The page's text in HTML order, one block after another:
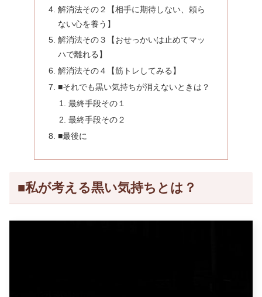
解消法その２【相手に期待しない、頼ら
ない心を養う】
解消法その３【おせっかいは止めてマッ
ハで離れる】
解消法その４【筋トレしてみる】
■それでも黒い気持ちが消えないときは？
最終手段その１
最終手段その２
■最後に
■私が考える黒い気持ちとは？